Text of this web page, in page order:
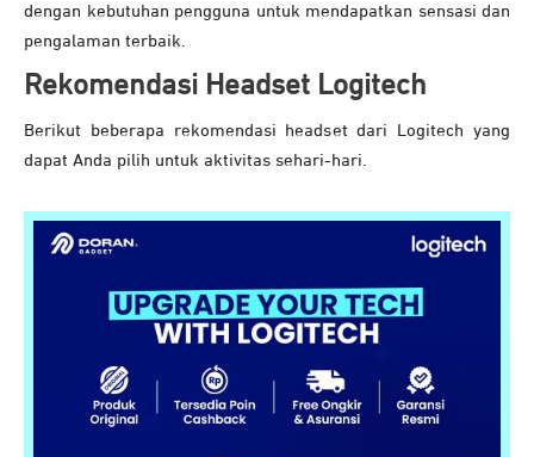
dengan kebutuhan pengguna untuk mendapatkan sensasi dan
pengalaman terbaik.
Rekomendasi Headset Logitech
Berikut beberapa rekomendasi headset dari Logitech yang
dapat Anda pilih untuk aktivitas sehari-hari.